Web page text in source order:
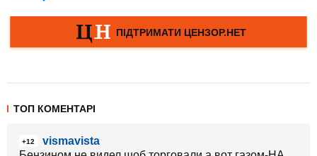
ТОП КОМЕНТАРІ
+12
vismavista